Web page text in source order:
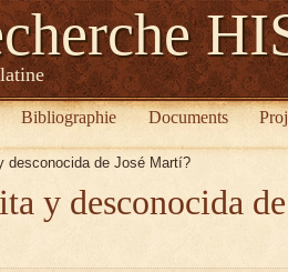
Bibliographie Documents
desconocida de José Martí?
y desconocida de